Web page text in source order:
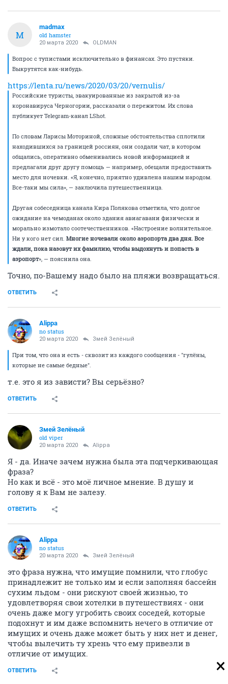
M
madmax
old hamster
20 марта 2020 OLDMAN
Вопрос с тупистами исключительно в финансах. Это пустяки.
Выкрутятся как-нибудь.
https://lenta.ru/news/2020/03/20/vernulis/
Российские туристы, эвакуированные из закрытой из-за
коронавируса Черногории, рассказали о пережитом. Их слова
публикует Telegram-канал LShot.
По словам Ларисы Моториной, сложные обстоятельства сплотили
находившихся за границей россиян, они создали чат, в котором
общались, оперативно обменивались новой информацией и
предлагали друг другу помощь — например, обещали предоставить
место для ночевки. «Я, конечно, приятно удивлена нашим народом.
Все-таки мы сила», — заключила путешественница.
Другая собеседница канала Кира Полякова отметила, что долгое
ожидание на чемоданах около здания авиагавани физически и
морально измотало соотечественников. «Настроение волнительное.
Ни у кого нет сил. Многие ночевали около аэропорта два дня. Все
ждали, пока назовут их фамилию, чтобы выдохнуть и попасть в
аэропорт», — пояснила она.
Точно, по-Вашему надо было на пляжи возвращаться.
ОТВЕТИТЬ
Alippa
no status
20 марта 2020 Змей Зелёный
При том, что она и есть - сквозит из каждого сообщения - "гулёны,
которые не самые бедные".
т.е. это я из зависти? Вы серьёзно?
ОТВЕТИТЬ
Змей Зелёный
old viper
20 марта 2020 Alippa
Я - да. Иначе зачем нужна была эта подчеркивающая
фраза?
Но как и всё - это моё личное мнение. В душу и
голову я к Вам не залезу.
ОТВЕТИТЬ
Alippa
no status
20 марта 2020 Змей Зелёный
это фраза нужна, что имущие помнили, что глобус
принадлежит не только им и если заполняя бассейн
сухим льдом - они рискуют своей жизнью, то
удовлетворяя свои хотелки в путешествиях - они
очень даже могу угробить своих соседей, которые
подохнут и им даже вспомнить нечего в отличие от
имущих и очень даже может быть у них нет и денег,
чтобы вылечить ту хрень что ему привезли в
отличие от имущих.
ОТВЕТИТЬ